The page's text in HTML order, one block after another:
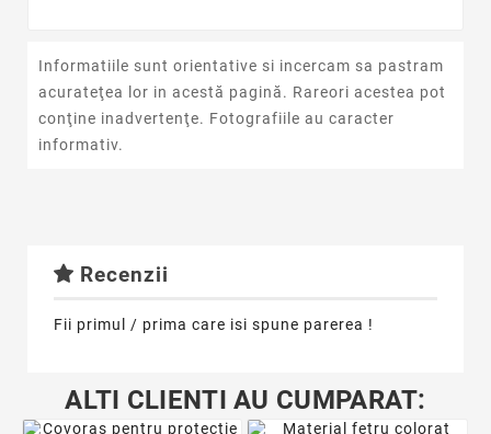
Informatiile sunt orientative si incercam sa pastram
acurateţea lor in acestă pagină. Rareori acestea pot
conţine inadvertenţe. Fotografiile au caracter
informativ.
Recenzii
Fii primul / prima care isi spune parerea !
ALTI CLIENTI AU CUMPARAT: